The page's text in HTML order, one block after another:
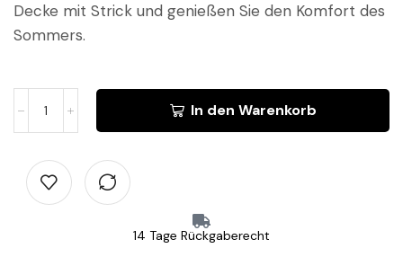
Decke mit Strick und genießen Sie den Komfort des
Sommers.
In den Warenkorb
14 Tage Rückgaberecht